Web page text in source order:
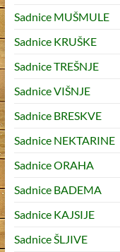
Sadnice MUŠMULE
Sadnice KRUŠKE
Sadnice TREŠNJE
Sadnice VIŠNJE
Sadnice BRESKVE
Sadnice NEKTARINE
Sadnice ORAHA
Sadnice BADEMA
Sadnice KAJSIJE
Sadnice ŠLJIVE